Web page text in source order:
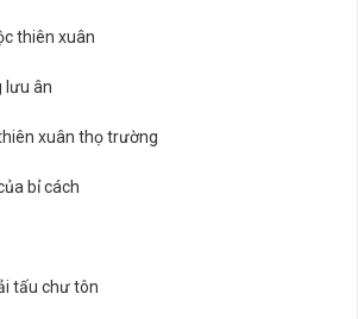
thiên xuân
lưu ân
xuân thọ trường
bỉ cách
tấu chư tôn